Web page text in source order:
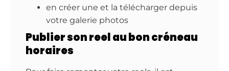
en créer une et la télécharger depuis
votre galerie photos
Publier son reel au bon créneau
horaires